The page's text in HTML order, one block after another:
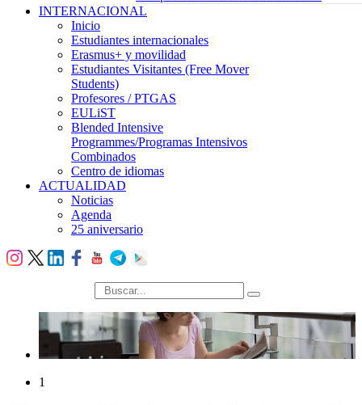
INTERNACIONAL
Inicio
Estudiantes internacionales
Erasmus+ y movilidad
Estudiantes Visitantes (Free Mover
Students)
Profesores / PTGAS
EULiST
Blended Intensive
Programmes/Programas Intensivos
Combinados
Centro de idiomas
ACTUALIDAD
Noticias
Agenda
25 aniversario
búsqueda
1